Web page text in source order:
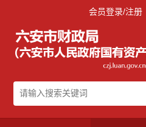
会员登录/注册